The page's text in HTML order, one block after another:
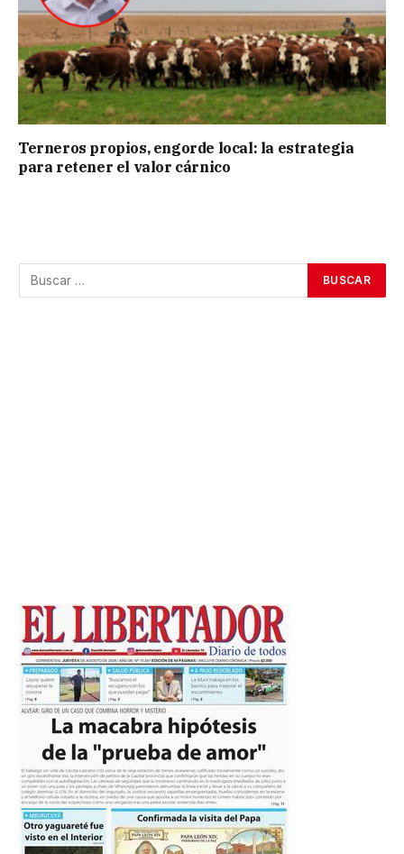
Terneros propios, engorde local: la estrategia
para retener el valor cárnico